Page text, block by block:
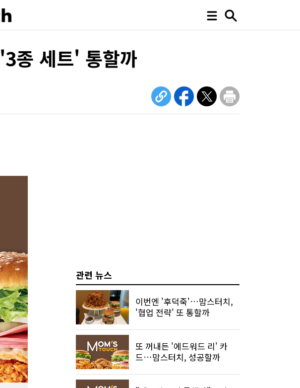
종 세트' 통할까
관련 뉴스
이번엔 '후덕죽'…맘스터치,
'협업 전략' 또 통할까
또 꺼내든 '에드워드 리' 카
드…맘스터치, 성공할까